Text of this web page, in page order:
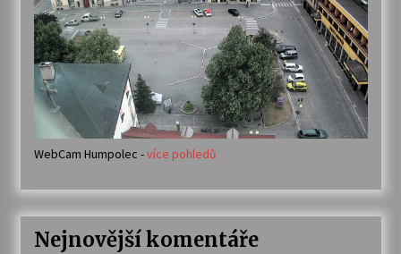
WebCam Humpolec -více pohledů
Nejnovější komentáře